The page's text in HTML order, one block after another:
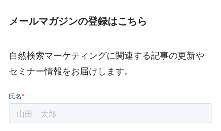
メールマガジンの登録はこちら
自然検索マーケティングに関連する記事の更新や
セミナー情報をお届けします。